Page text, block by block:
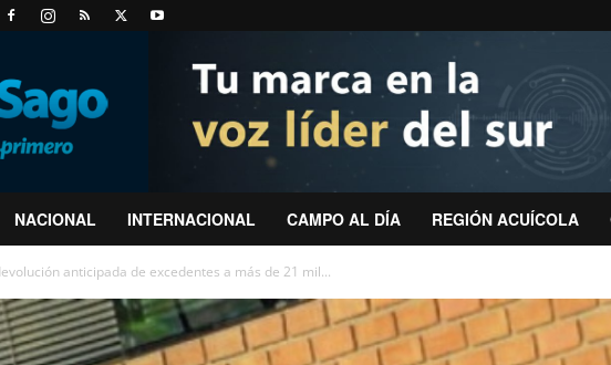
NACIONAL INTERNACIONAL CAMPO AL DÍA REGIÓN ACUÍCOLA
anticipada de excedentes a más de 21 mil...